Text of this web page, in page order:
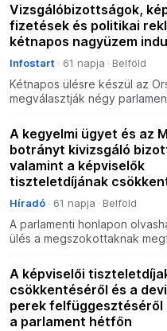
Vizsgálóbizottságok,
fizetések és politikai
kétnapos nagyüzem
Infostart 61 napja Belföld
Kétnapos ülésre készül az
megválasztják négy
A kegyelmi ügyet és az
botrányt kivizsgáló
valamint a képviselők
tiszteletdíjának
dönthet az
Híradó 61 napja Belföld
A parlamenti honlapon
ülés a megszokottaknak
A képviselői
csökkentéséről és a
perek felfüggesztéséről
a parlament hétfőn